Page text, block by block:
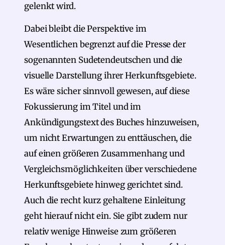
gelenkt wird.
Dabei bleibt die Perspektive im
Wesentlichen begrenzt auf die Presse der
sogenannten Sudetendeutschen und die
visuelle Darstellung ihrer Herkunftsgebiete.
Es wäre sicher sinnvoll gewesen, auf diese
Fokussierung im Titel und im
Ankündigungstext des Buches hinzuweisen,
um nicht Erwartungen zu enttäuschen, die
auf einen größeren Zusammenhang und
Vergleichsmöglichkeiten über verschiedene
Herkunftsgebiete hinweg gerichtet sind.
Auch die recht kurz gehaltene Einleitung
geht hierauf nicht ein. Sie gibt zudem nur
relativ wenige Hinweise zum größeren